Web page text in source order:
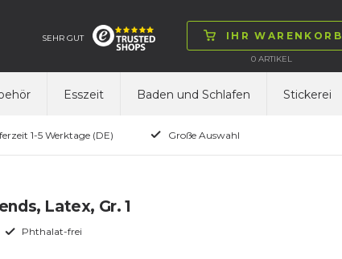
IHR WARENKORB
0ARTIKEL
SEHR GUT
Esszeit Baden und Schlafen Stickerei
1-5 Werktage (DE) Große Auswahl
Latex, Gr. 1
Phthalat-frei